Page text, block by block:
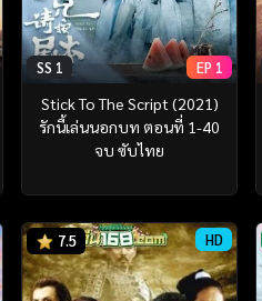
SS 1 EP 1
Stick To The Script (2021)
รักนี้เล่นนอกบท ตอนที่ 1-40
จบ ซับไทย
7.5 HD